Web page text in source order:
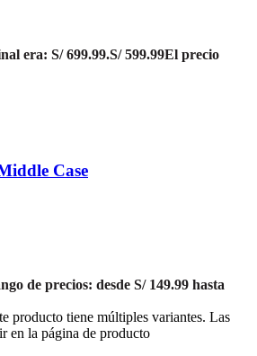
era: S/ 699.99.S/599.99El precio
Case
de precios: desde S/ 149.99 hasta
producto tiene múltiples variantes. Las
en la página de producto